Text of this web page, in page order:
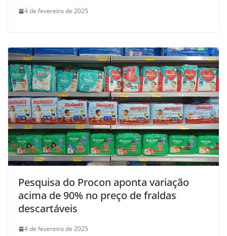
4 de fevereiro de 2025
Pesquisa do Procon aponta variação
acima de 90% no preço de fraldas
descartáveis
4 de fevereiro de 2025